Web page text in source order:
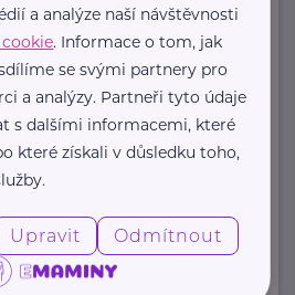
s odvahou
Boleslav
a analýze naší návštěvnosti
. Informace o tom, jak
se svými partnery pro
a analýzy. Partneři tyto údaje
s dalšími informacemi, které
které získali v důsledku toho,
Upravit Odmítnout